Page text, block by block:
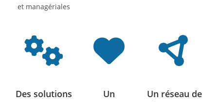
et managériales
Des solutions
Un
Un réseau de